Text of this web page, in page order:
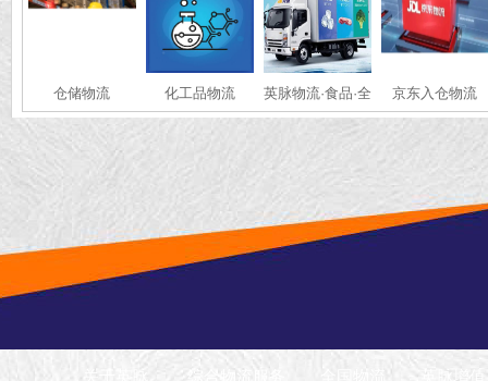
仓储物流 化工品物流
英脉物流·食品·全
国冷链运输
京东入仓物流
综合物流服务 英脉增